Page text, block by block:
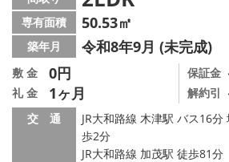
住宅型有料老人 Ｆｌｅｕｒａｇｅ
店舗情報·アクセス
会社概要
メールでお問い合わせ
専有面積 50.53㎡
築年月 令和8年9月 (未完成)
敷 金 0円
礼 金 1ヶ月
保証金
解約引
交 通
JR大和路線 木津駅 バス16
歩2分
JR大和路線 加茂駅 徒歩81分